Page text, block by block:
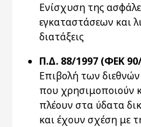
Ενίσχυση της
εγκαταστάσεων και
διατάξεις
Π.Δ. 88/1997 (ΦΕΚ
Επιβολή των
που χρησιμοποιούν
πλέουν στα ύδατα
και έχουν σχέση με